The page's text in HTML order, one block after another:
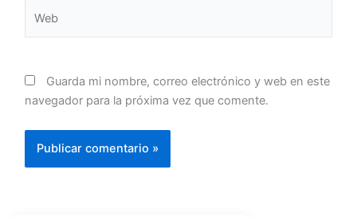
Guarda mi nombre, correo electrónico y web en este
navegador para la próxima vez que comente.